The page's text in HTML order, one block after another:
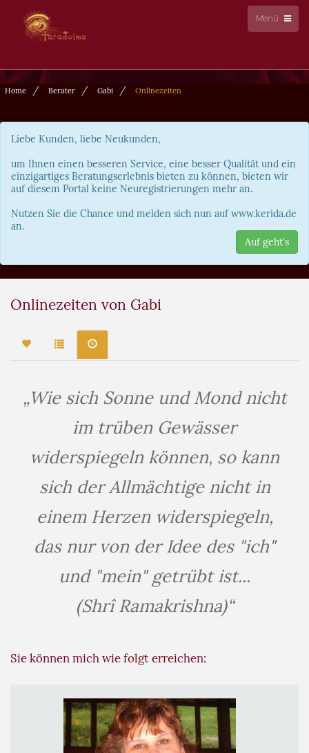
Menü
Home Berater Gabi Onlinezeiten
Liebe Kunden, liebe Neukunden,
um Ihnen einen besseren Service, eine besser Qualität und ein
einzigartiges Beratungserlebnis bieten zu können, bieten wir
auf diesem Portal keine Neuregistrierungen mehr an.
Nutzen Sie die Chance und melden sich nun auf www.kerida.de
an.
Auf geht's
Onlinezeiten von Gabi
„Wie sich Sonne und Mond nicht
im trüben Gewässer
widerspiegeln können, so kann
sich der Allmächtige nicht in
einem Herzen widerspiegeln,
das nur von der Idee des "ich"
und "mein" getrübt ist...
(Shrî Ramakrishna)“
Sie können mich wie folgt erreichen: